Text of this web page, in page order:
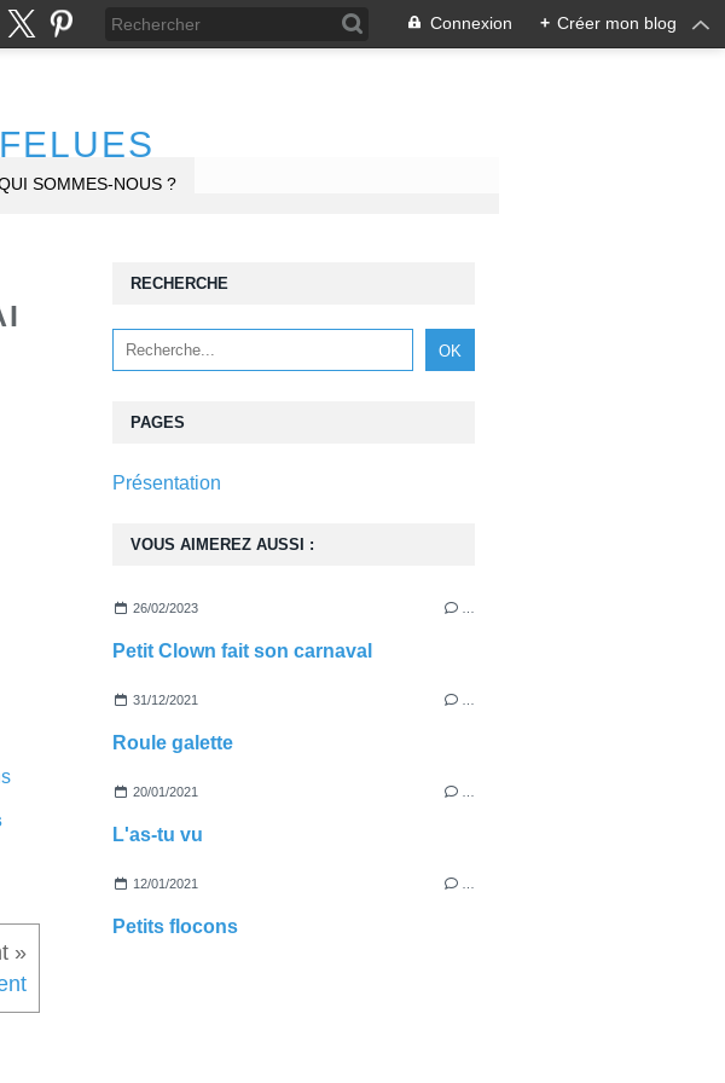
Connexion + Créer mon blog
SOMMES-NOUS ?
RECHERCHE
VOUS AIMEREZ AUSSI :
26/02/2023
Petit Clown fait son carnaval
31/12/2021
Roule galette
20/01/2021
L'as-tu vu
12/01/2021
Petits flocons
PAGES
Présentation